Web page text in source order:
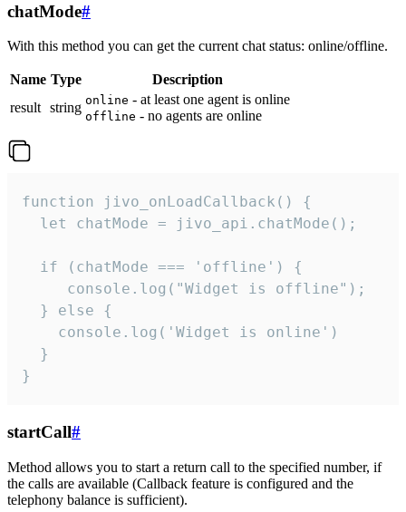
chatMode#
With this method you can get the current chat status: online/offline.
Name Type
Description
result string online - at least one agent is online
offline - no agents are online
function jivo_onLoadCallback() {
  let chatMode = jivo_api.chatMode();
  if (chatMode === 'offline') {
     console.log("Widget is offline");
  } else {
    console.log('Widget is online')
  }
}
startCall#
Method allows you to start a return call to the specified number, if
the calls are available (Callback feature is configured and the
telephony balance is sufficient).